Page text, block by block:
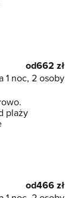
od662 zł
1 noc, 2 osoby
plaży
od466 zł